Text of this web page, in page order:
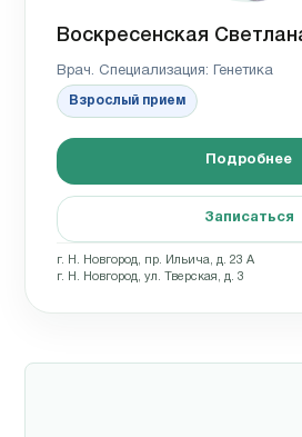
Воскресенская
Врач. Специализация: Генетика
Взрослый прием
Подробнее
Записаться
г. Н. Новгород, пр. Ильича, д. 23 А
г. Н. Новгород, ул. Тверская, д. 3